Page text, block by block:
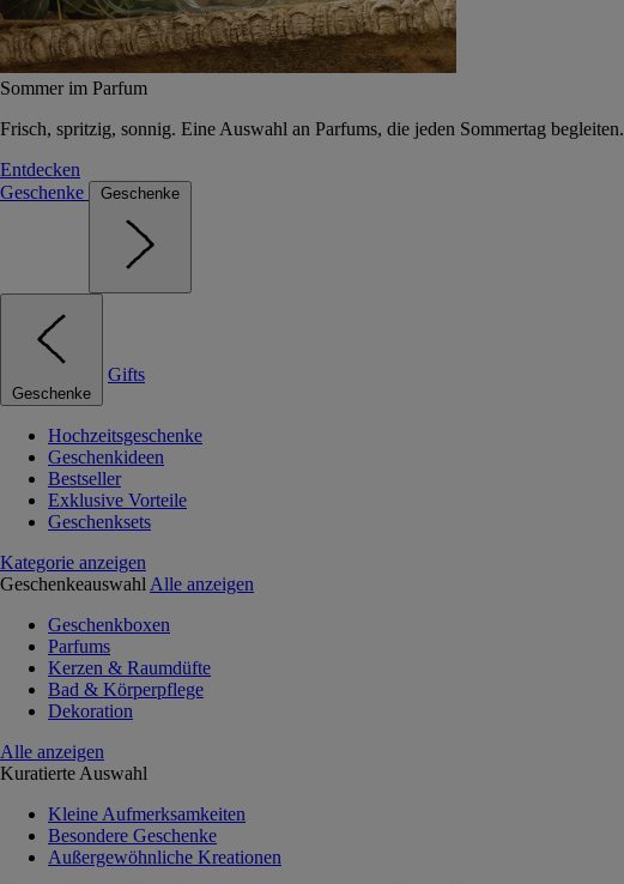
Sommer im Parfum
Frisch, spritzig, sonnig. Eine Auswahl an Parfums, die jeden Sommertag begleiten.
Entdecken
Geschenke
Geschenke
Geschenke
Gifts
Hochzeitsgeschenke
Geschenkideen
Bestseller
Exklusive Vorteile
Geschenksets
Kategorie anzeigen
Geschenkeauswahl Alle anzeigen
Geschenkboxen
Parfums
Kerzen & Raumdüfte
Bad & Körperpflege
Dekoration
Alle anzeigen
Kuratierte Auswahl
Kleine Aufmerksamkeiten
Besondere Geschenke
Außergewöhnliche Kreationen